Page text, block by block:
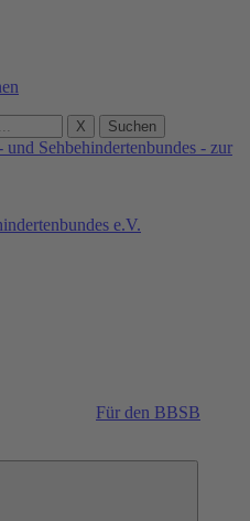
X Suchen
e.V.
Für den BBSB